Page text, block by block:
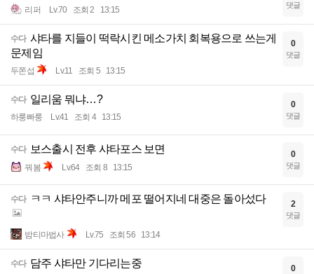
리퍼 Lv.70 조회 2 13:15 댓글
수다 샤타를 지들이 떡락시킨 메소가치 회복용으로 쓰는게
문제임
두쫀섭 Lv.11 조회 5 13:15
0
댓글
수다 일리움 뭐냐…?
하룽빠룽 Lv.41 조회 4 13:15
0
댓글
수다 보스출시 전후 샤타포스 보면
꿔봄 Lv.64 조회 8 13:15
0
댓글
수다 ㅋㅋ 샤타안주니까 메포 떨어지네 대중은 돌아섰다
밤티마법사 Lv.75 조회 56 13:14
2
댓글
수다 담주 샤타만 기다리는중 0